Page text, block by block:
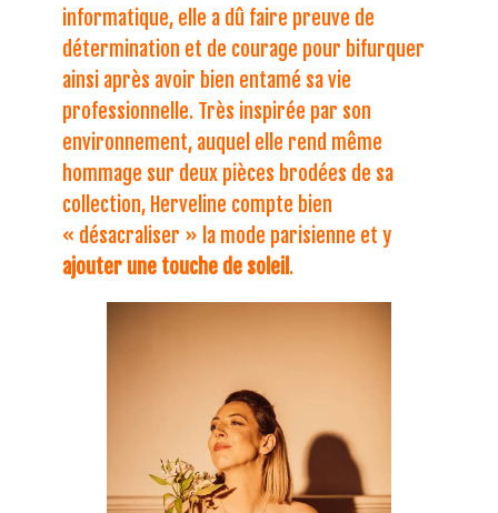
informatique, elle a dû faire preuve de
détermination et de courage pour bifurquer
ainsi après avoir bien entamé sa vie
professionnelle. Très inspirée par son
environnement, auquel elle rend même
hommage sur deux pièces brodées de sa
collection, Herveline compte bien
« désacraliser » la mode parisienne et y
ajouter une touche de soleil .